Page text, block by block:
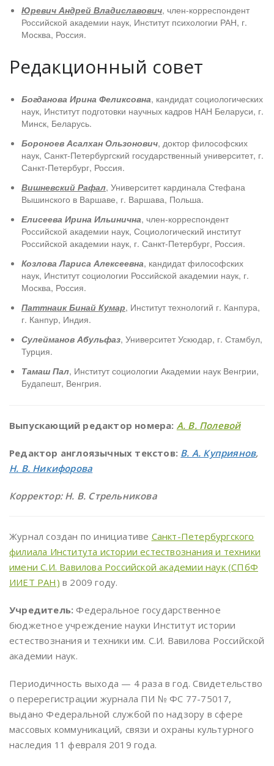
Юревич Андрей Владиславович, член-корреспондент
Российской академии наук, Институт психологии РАН, г.
Москва, Россия.
Редакционный совет
Богданова Ирина Феликсовна, кандидат социологических
наук, Институт подготовки научных кадров НАН Беларуси, г.
Минск, Беларусь.
Бороноев Асалхан Ользонович, доктор философских
наук, Санкт-Петербургский государственный университет, г.
Санкт-Петербург, Россия.
Вишневский Рафал, Университет кардинала Стефана
Вышинского в Варшаве, г. Варшава, Польша.
Елисеева Ирина Ильинична, член-корреспондент
Российской академии наук, Социологический институт
Российской академии наук, г. Санкт-Петербург, Россия.
Козлова Лариса Алексеевна, кандидат философских
наук, Институт социологии Российской академии наук, г.
Москва, Россия.
Паттнаик Бинай Кумар, Институт технологий г. Канпура,
г. Канпур, Индия.
Сулейманов Абульфаз, Университет Ускюдар, г. Стамбул,
Турция.
Тамаш Пал, Институт социологии Академии наук Венгрии,
Будапешт, Венгрия.
Выпускающий редактор номера: А. В. Полевой
Редактор англоязычных текстов: В. А. Куприянов,
Н. В. Никифорова
Корректор: Н. В. Стрельникова
Журнал создан по инициативе Санкт-Петербургского
филиала Института истории естествознания и техники
имени С.И. Вавилова Российской академии наук (СПбФ
ИИЕТ РАН) в 2009 году.
Учредитель:Федеральное государственное
бюджетное учреждение науки Институт истории
естествознания и техники им. С.И. Вавилова Российской
академии наук.
Периодичность выхода — 4 раза в год. Свидетельство
о перерегистрации журнала ПИ № ФС 77-75017,
выдано Федеральной службой по надзору в сфере
массовых коммуникаций, связи и охраны культурного
наследия 11 февраля 2019 года.